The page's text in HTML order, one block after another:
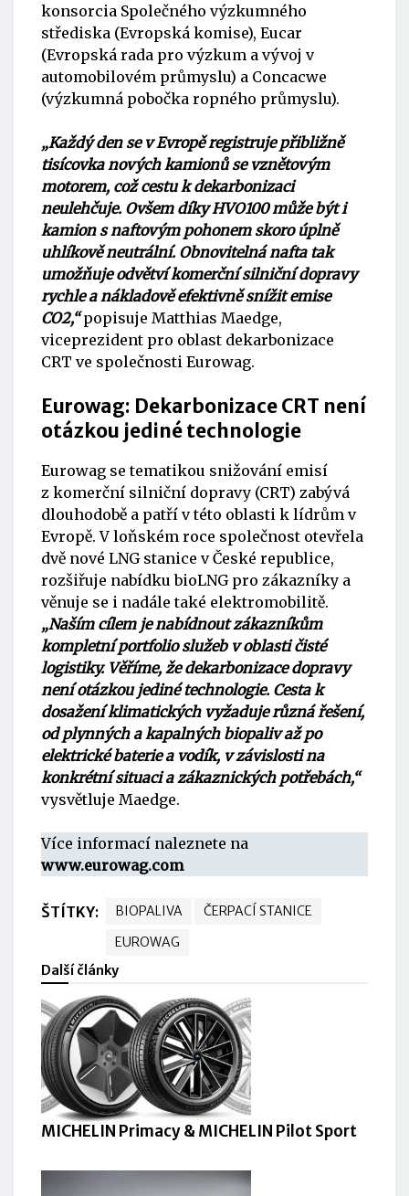
konsorcia Společného výzkumného
střediska (Evropská komise), Eucar
(Evropská rada pro výzkum a vývoj v
automobilovém průmyslu) a Concacwe
(výzkumná pobočka ropného průmyslu).
„Každý den se v Evropě registruje přibližně
tisícovka nových kamionů se vznětovým
motorem, což cestu k dekarbonizaci
neulehčuje. Ovšem díky HVO100 může být i
kamion s naftovým pohonem skoro úplně
uhlíkově neutrální. Obnovitelná nafta tak
umožňuje odvětví komerční silniční dopravy
rychle a nákladově efektivně snížit emise
CO2,“ popisuje Matthias Maedge,
viceprezident pro oblast dekarbonizace
CRT ve společnosti Eurowag.
Eurowag: Dekarbonizace CRT není
otázkou jediné technologie
Eurowag se tematikou snižování emisí
z komerční silniční dopravy (CRT) zabývá
dlouhodobě a patří v této oblasti k lídrům v
Evropě. V loňském roce společnost otevřela
dvě nové LNG stanice v České republice,
rozšiřuje nabídku bioLNG pro zákazníky a
věnuje se i nadále také elektromobilitě.
„Naším cílem je nabídnout zákazníkům
kompletní portfolio služeb v oblasti čisté
logistiky. Věříme, že dekarbonizace dopravy
není otázkou jediné technologie. Cesta k
dosažení klimatických vyžaduje různá řešení,
od plynných a kapalných biopaliv až po
elektrické baterie a vodík, v závislosti na
konkrétní situaci a zákaznických potřebách,“
vysvětluje Maedge.
Více informací naleznete na
www.eurowag.com
ŠTÍTKY: BIOPALIVA
ČERPACÍ STANICE
EUROWAG
Další články
MICHELIN Primacy & MICHELIN Pilot Sport